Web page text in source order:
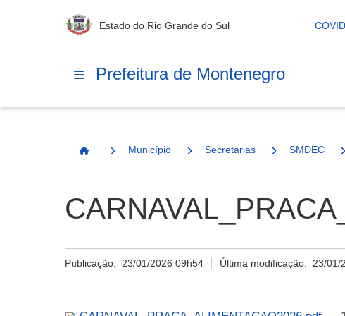
Estado do Rio Grande do Sul
Prefeitura de Montenegro
Página Inicial
Município Secretarias SMDEC
Publicação: 23/01/2026 09h54 Última modificação: 23/01/